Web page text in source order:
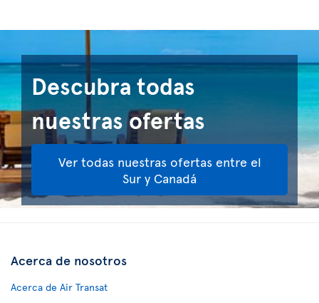
Descubra todas
nuestras ofertas
Ver todas nuestras ofertas entre el
Sur y Canadá
Acerca de nosotros
Acerca de Air Transat